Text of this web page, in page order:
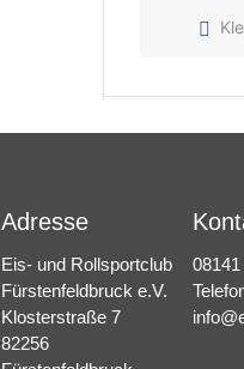
Adresse
Eis- und Rollsportclub
Fürstenfeldbruck e.V.
Klosterstraße 7
82256